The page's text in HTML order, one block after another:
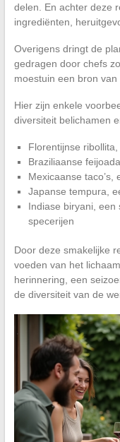
delen. En achter deze
ingrediënten,
Overigens dringt de
gedragen door chefs
moestuin een bron van
Hier zijn enkele
diversiteit belichamen
Florentijnse
Braziliaanse
Mexicaanse
Japanse tempura,
Indiase biryani, een
specerijen
Door deze smakelijke
voeden van het
herinnering, een
de diversiteit van de